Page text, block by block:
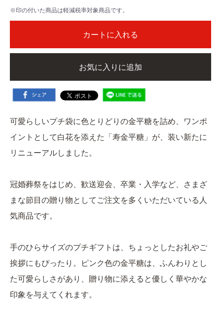
※印の付いた商品は軽減税率対象商品です。
カートに入れる
お気に入りに追加
可愛らしいプチ袋に色とりどりの金平糖を詰め、ワンポ
イントとして白花を添えた「寿金平糖」が、装い新たに
リニューアルしました。
冠婚葬祭をはじめ、歓送迎会、卒業・入学など、さまざ
まな節目の贈り物としてご注文を多くいただいている人
気商品です。
手のひらサイズのプチギフトは、ちょっとしたお礼やご
挨拶にもぴったり。ピンク色の金平糖は、ふんわりとし
た可愛らしさがあり、贈り物に添えると優しく華やかな
印象を与えてくれます。